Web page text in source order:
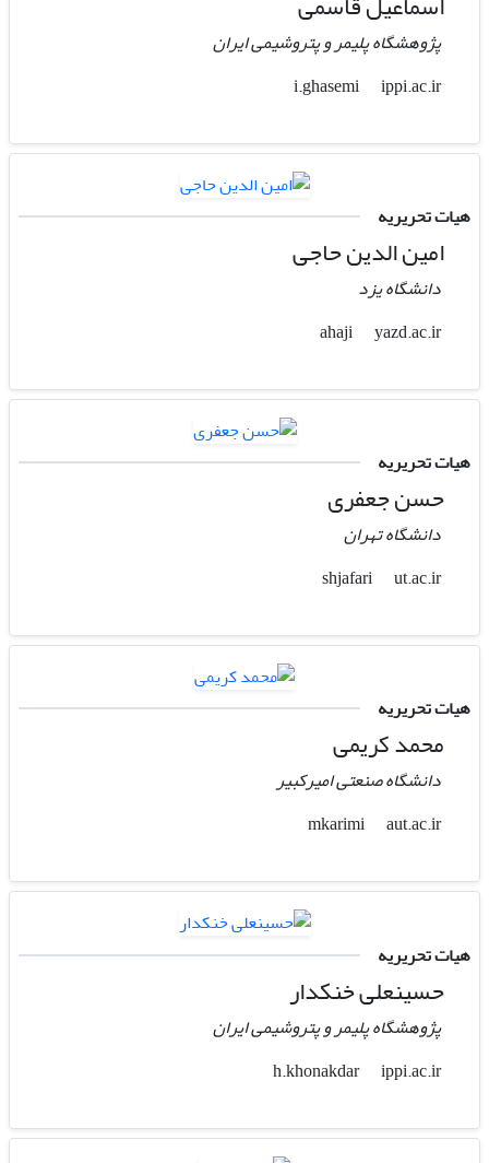
پژوهشگاه پلیمر و پتروشیمی ایران
i.ghasemi
ippi.ac.ir
هیات تحریریه
امین الدین حاجی
دانشگاه یزد
ahaji
yazd.ac.ir
هیات تحریریه
حسن جعفری
دانشگاه تهران
shjafari
ut.ac.ir
هیات تحریریه
محمد کریمی
دانشگاه صنعتی امیرکبیر
mkarimi
aut.ac.ir
هیات تحریریه
حسینعلی خنکدار
پژوهشگاه پلیمر و پتروشیمی ایران
h.khonakdar
ippi.ac.ir